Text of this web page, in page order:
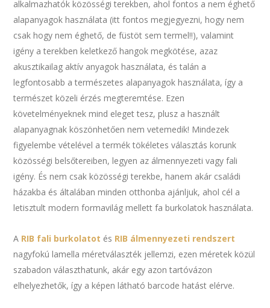
alkalmazhatók közösségi terekben, ahol fontos a nem éghető
alapanyagok használata (itt fontos megjegyezni, hogy nem
csak hogy nem éghető, de füstöt sem termel!!), valamint
igény a terekben keletkező hangok megkötése, azaz
akusztikailag aktív anyagok használata, és talán a
legfontosabb a természetes alapanyagok használata, így a
természet közeli érzés megteremtése. Ezen
követelményeknek mind eleget tesz, plusz a használt
alapanyagnak köszönhetően nem vetemedik! Mindezek
figyelembe vételével a termék tökéletes választás korunk
közösségi belsőtereiben, legyen az álmennyezeti vagy fali
igény. És nem csak közösségi terekbe, hanem akár családi
házakba és általában minden otthonba ajánljuk, ahol cél a
letisztult modern formavilág mellett fa burkolatok használata.
A RIB fali burkolatot és RIB álmennyezeti rendszert
nagyfokú lamella méretválaszték jellemzi, ezen méretek közül
szabadon választhatunk, akár egy azon tartóvázon
elhelyezhetők, így a képen látható barcode hatást elérve.